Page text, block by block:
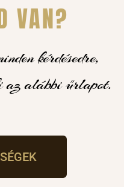
VAN?
kérdésedre,
az alábbi űrlapot.